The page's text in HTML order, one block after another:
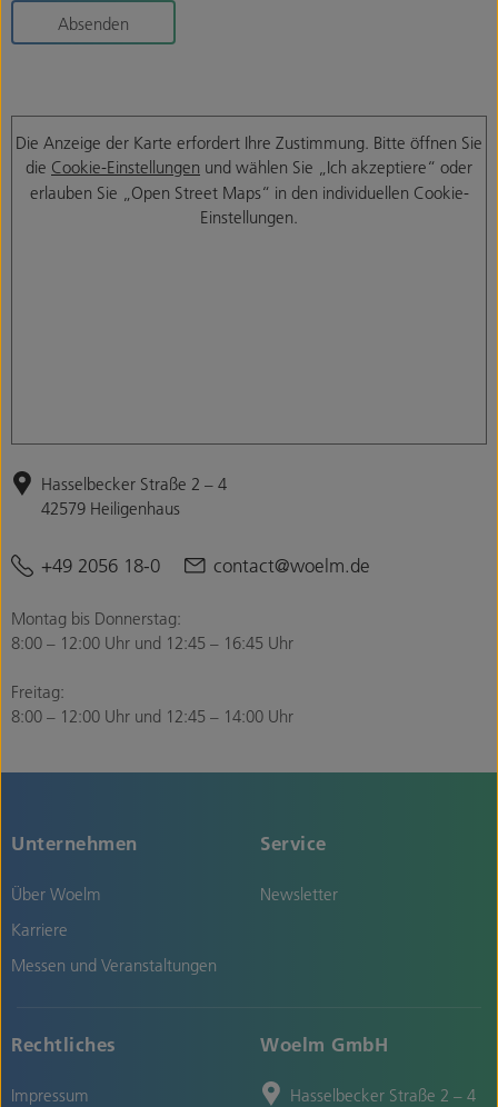
Absenden
Die Anzeige der Karte erfordert Ihre Zustimmung. Bitte öffnen Sie
die Cookie-Einstellungen und wählen Sie „Ich akzeptiere“ oder
erlauben Sie „Open Street Maps“ in den individuellen Cookie-
Einstellungen.
Hasselbecker Straße 2 – 4
42579 Heiligenhaus
+49 2056 18-0 contact@woelm.de
Montag bis Donnerstag:
8:00 – 12:00 Uhr und 12:45 – 16:45 Uhr
Freitag:
8:00 – 12:00 Uhr und 12:45 – 14:00 Uhr
Unternehmen
Über Woelm
Karriere
Messen und Veranstaltungen
Service
Newsletter
Rechtliches
Impressum
Woelm GmbH
Hasselbecker Straße 2 – 4